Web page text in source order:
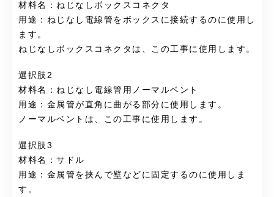
材料名：ねじなしボックスコネクタ
用途：ねじなし電線管をボックスに接続するのに使用し
ます。
ねじなしボックスコネクタは、この工事に使用します。
選択肢2
材料名：ねじなし電線管用ノーマルベント
用途：金属管が直角に曲がる部分に使用します。
ノーマルベントは、この工事に使用します。
選択肢3
材料名：サドル
用途：金属管を挟んで壁などに固定するのに使用しま
す。